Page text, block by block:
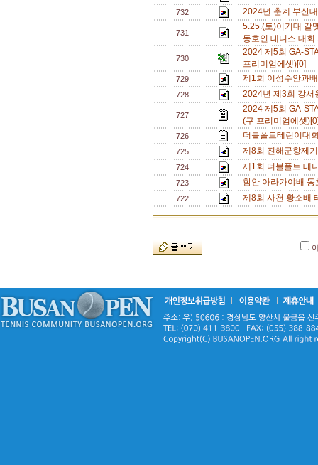
732 2024년 춘계 부산
731
5.25.(토)이기대 갈
동호인 테니스 대
730
2024 제5회 GA-
프리미엄에셋)[0]
729 제1회 이성수안과
728 2024년 제3회 강
727
2024 제5회 GA-
(구 프리미엄에셋
726 더블폴트테린이대
725 제8회 진해군항제
724 제1회 더블폴트 테
723 함안 아라가야배
722 제8회 사천 황소배